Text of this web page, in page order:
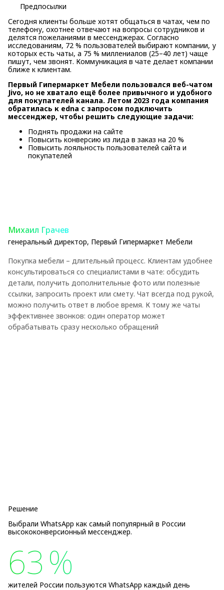
Предпосылки
Сегодня клиенты больше хотят общаться в чатах, чем по
телефону, охотнее отвечают на вопросы сотрудников и
делятся пожеланиями в мессенджерах. Согласно
исследованиям, 72 % пользователей выбирают компании, у
которых есть чаты, а 75 % миллениалов (25–40 лет) чаще
пишут, чем звонят. Коммуникация в чате делает компании
ближе к клиентам.
Первый Гипермаркет Мебели пользовался веб-чатом
Jivo, но не хватало ещё более привычного и удобного
для покупателей канала. Летом 2023 года компания
обратилась к edna с запросом подключить
мессенджер, чтобы решить следующие задачи:
Поднять продажи на сайте
Повысить конверсию из лида в заказ на 20 %
Повысить лояльность пользователей сайта и
покупателей
Михаил Грачев
генеральный директор, Первый Гипермаркет Мебели
Покупка мебели – длительный процесс. Клиентам удобнее
консультироваться со специалистами в чате: обсудить
детали, получить дополнительные фото или полезные
ссылки, запросить проект или смету. Чат всегда под рукой,
можно получить ответ в любое время. К тому же чаты
эффективнее звонков: один оператор может
обрабатывать сразу несколько обращений
Решение
Выбрали WhatsApp как самый популярный в России
высококонверсионный мессенджер.
63%
жителей России пользуются WhatsApp каждый день